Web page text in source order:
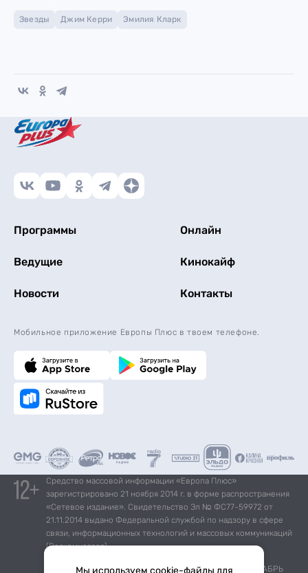
Звезды Джим Керри Эмилия Кларк
Программы Онлайн
Ведущие Кинокайф
Новости Контакты
Мобильное приложение Европы Плюс в твоем телефоне.
Средство массовой информации «Европа Плюс»
зарегистрировано 21 ноября 2014 г. в форме распространения
«Сетевое издание». Свидетельство Эл № ФС77-59972 от
21.11.2014 выдано Федеральной службой по надзору в сфере
связи, информационных технологий и массовых коммуникаций
(Роскомнадзор).
*Mediascope, Radio Index – РОССИЯ 100К+, ИЮЛЬ - ДЕКАБРЬ
Мы используем cookie-файлы для